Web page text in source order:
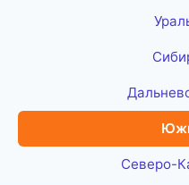
Северо-